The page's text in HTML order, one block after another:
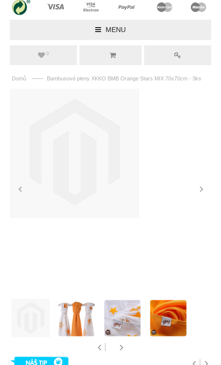
MENU
0
Domů —— Bambusové pleny XKKO BMB Orange Stars MIX 70x70cm - 3ks